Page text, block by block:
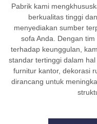
Pabrik kami
berkualitas tinggi
menyediakan sumber
sofa Anda. Dengan
terhadap keunggulan,
standar tertinggi dalam
furnitur kantor, dekorasi
dirancang untuk